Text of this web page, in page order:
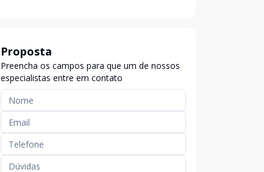
Proposta
Preencha os campos para que um de nossos
especialistas entre em contato